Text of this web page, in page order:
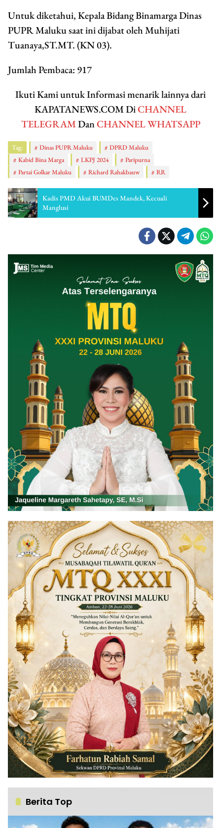
Untuk diketahui, Kepala Bidang Binamarga Dinas
PUPR Maluku saat ini dijabat oleh Muhijati
Tuanaya,ST.MT. (KN 03).
Jumlah Pembaca: 917
Ikuti Kami untuk Informasi menarik lainnya dari
KAPATANEWS.COM DiCHANNEL
TELEGRAMDanCHANNEL WHATSAPP
Tag: Dinas PUPR Maluku
DPRD Maluku
Kabid Bina Marga
LKPJ 2024
Paripurna
Partai Golkar Maluku
Richard Rahakbauw RR
Kadis PMD Akui BUMDes Mandek, Kecuali
Manglusi
Berita Top